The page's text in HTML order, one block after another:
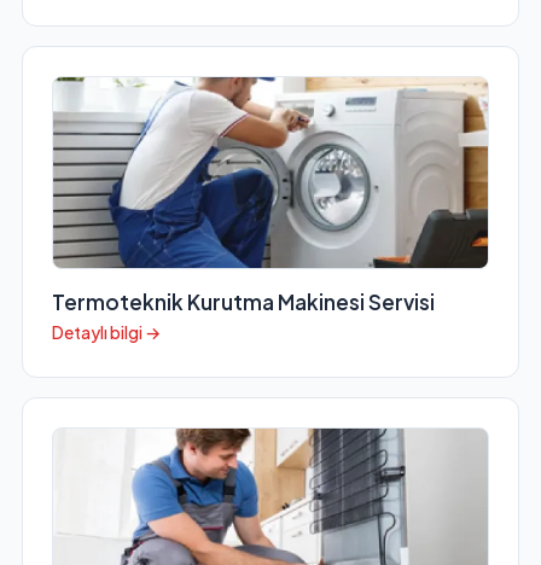
Termoteknik Kurutma Makinesi Servisi
Detaylı bilgi →